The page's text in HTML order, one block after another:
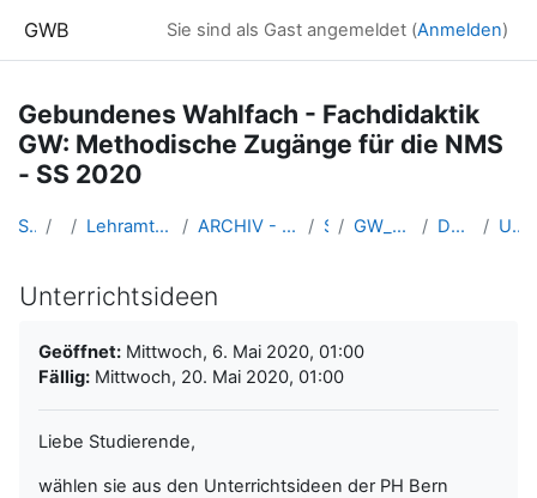
GWB Sie sind als Gast angemeldet (Anmelden)
Gebundenes Wahlfach - Fachdidaktik
GW: Methodische Zugänge für die NMS
- SS 2020
Startseite Kurse Lehramtsausbildung GW im Cluster Österreich Mitte ARCHIV - Lehrveranstaltungen am Standort Linz - seit 2016 SS_2020 GW_Wahlfach_MethodikNMS_2020ss Do. 7.5.2020 (Kuschnigg) Unterrichtsideen
Unterrichtsideen
Geöffnet: Mittwoch, 6. Mai 2020, 01:00
Fällig: Mittwoch, 20. Mai 2020, 01:00
Liebe Studierende,
wählen sie aus den Unterrichtsideen der PH Bern